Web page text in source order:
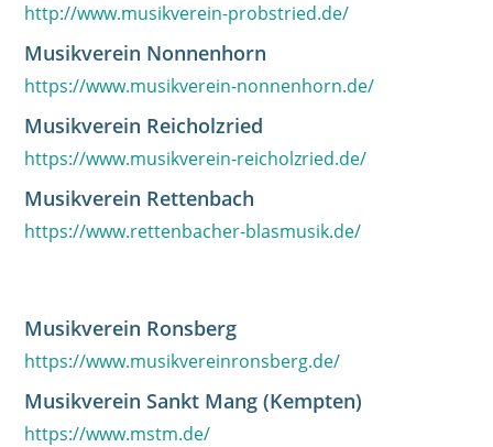
http://www.musikverein-probstried.de/
Musikverein Nonnenhorn
https://www.musikverein-nonnenhorn.de/
Musikverein Reicholzried
https://www.musikverein-reicholzried.de/
Musikverein Rettenbach
https://www.rettenbacher-blasmusik.de/
Musikverein Ronsberg
https://www.musikvereinronsberg.de/
Musikverein Sankt Mang (Kempten)
https://www.mstm.de/